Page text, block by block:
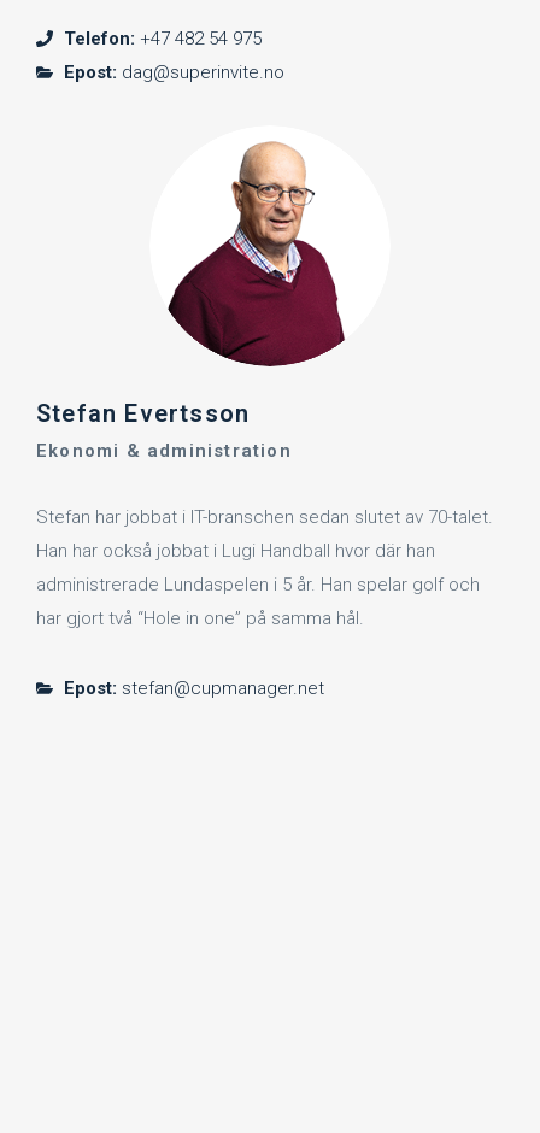
Telefon: +47 482 54 975
Epost: dag@superinvite.no
Stefan Evertsson
Ekonomi & administration
Stefan har jobbat i IT-branschen sedan slutet av 70-talet.
Han har också jobbat i Lugi Handball hvor där han
administrerade Lundaspelen i 5 år. Han spelar golf och
har gjort två “Hole in one” på samma hål.
Epost: stefan@cupmanager.net